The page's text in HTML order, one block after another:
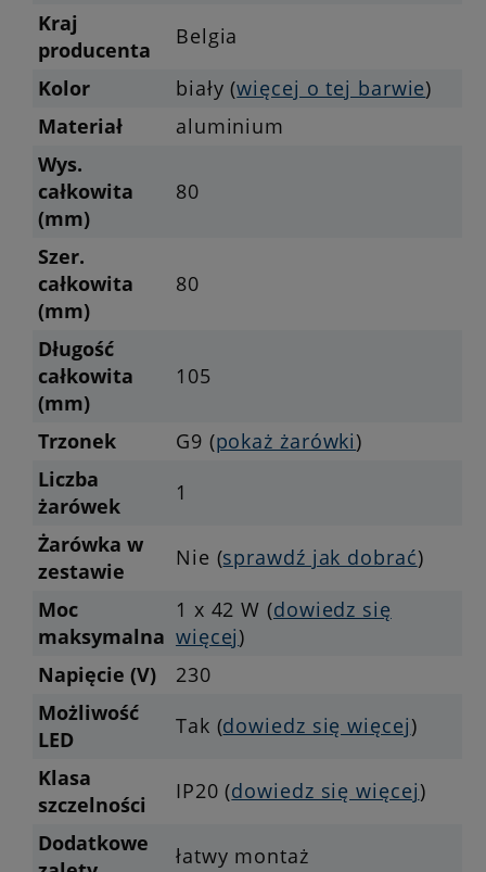
Kraj
producenta
Belgia
Kolor
biały (więcej o tej barwie)
Materiał
aluminium
Wys.
całkowita
(mm)
80
Szer.
całkowita
(mm)
80
Długość
całkowita
(mm)
105
Trzonek G9 (pokaż żarówki)
Liczba
żarówek
1
Żarówka w
zestawie
Nie (sprawdź jak dobrać)
Moc
maksymalna
1 x 42 W (dowiedz się
więcej)
Napięcie (V)
230
Możliwość
LED
Tak (dowiedz się więcej)
Klasa
szczelności
IP20 (dowiedz się więcej)
Dodatkowe
łatwy montaż